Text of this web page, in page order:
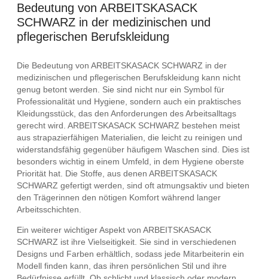
Bedeutung von ARBEITSKASACK
SCHWARZ in der medizinischen und
pflegerischen Berufskleidung
Die Bedeutung von ARBEITSKASACK SCHWARZ in der
medizinischen und pflegerischen Berufskleidung kann nicht
genug betont werden. Sie sind nicht nur ein Symbol für
Professionalität und Hygiene, sondern auch ein praktisches
Kleidungsstück, das den Anforderungen des Arbeitsalltags
gerecht wird. ARBEITSKASACK SCHWARZ bestehen meist
aus strapazierfähigen Materialien, die leicht zu reinigen und
widerstandsfähig gegenüber häufigem Waschen sind. Dies ist
besonders wichtig in einem Umfeld, in dem Hygiene oberste
Priorität hat. Die Stoffe, aus denen ARBEITSKASACK
SCHWARZ gefertigt werden, sind oft atmungsaktiv und bieten
den Trägerinnen den nötigen Komfort während langer
Arbeitsschichten.
Ein weiterer wichtiger Aspekt von ARBEITSKASACK
SCHWARZ ist ihre Vielseitigkeit. Sie sind in verschiedenen
Designs und Farben erhältlich, sodass jede Mitarbeiterin ein
Modell finden kann, das ihren persönlichen Stil und ihre